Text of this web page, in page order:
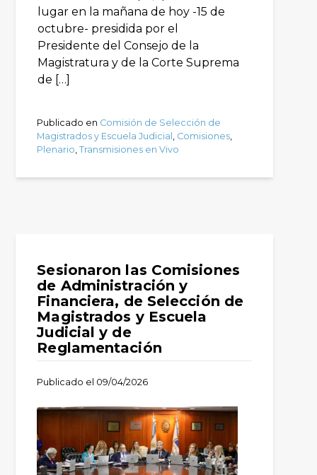
lugar en la mañana de hoy -15 de
octubre- presidida por el
Presidente del Consejo de la
Magistratura y de la Corte Suprema
de […]
Publicado en Comisión de Selección de
Magistrados y Escuela Judicial , Comisiones,
Plenario,Transmisiones en Vivo
Sesionaron las Comisiones
de Administración y
Financiera, de Selección de
Magistrados y Escuela
Judicial y de
Reglamentación
Publicado el 09/04/2026